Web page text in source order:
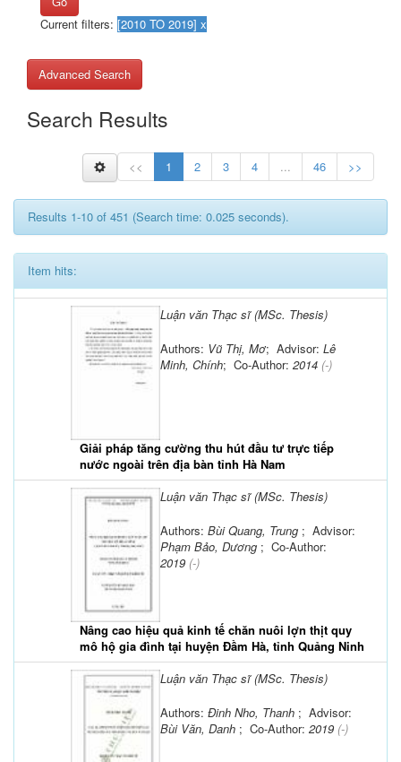
Current filters:
Advanced Search
Search Results
<< 1 2 3 4 ... 46 >>
Results 1-10 of 451 (Search time: 0.025 seconds).
Item hits:
Luận văn Thạc sĩ (MSc. Thesis)
Giải pháp tăng cường thu hút đầu tư trực tiếp
nước ngoài trên địa bàn tỉnh Hà Nam
Authors: Vũ Thị, Mơ; Advisor: Lê
Minh, Chính; Co-Author: 2014 (-)
Luận văn Thạc sĩ (MSc. Thesis)
Nâng cao hiệu quả kinh tế chăn nuôi lợn thịt quy
mô hộ gia đình tại huyện Đầm Hà, tỉnh Quảng Ninh
Authors: Bùi Quang, Trung ; Advisor:
Phạm Bảo, Dương ; Co-Author:
2019 (-)
Luận văn Thạc sĩ (MSc. Thesis)
Authors: Đinh Nho, Thanh ; Advisor:
Bùi Văn, Danh ; Co-Author: 2019 (-)